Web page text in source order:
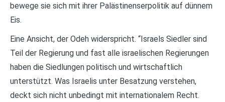
bewege sie sich mit ihrer Palästinenserpolitik auf dünnem
Eis.
Eine Ansicht, der Odeh widerspricht. “Israels Siedler sind
Teil der Regierung und fast alle israelischen Regierungen
haben die Siedlungen politisch und wirtschaftlich
unterstützt. Was Israelis unter Besatzung verstehen,
deckt sich nicht unbedingt mit internationalem Recht.